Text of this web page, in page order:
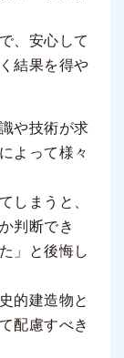
、安心して
結果を得や
や技術が求
よって様々
しまうと、
判断でき
」と後悔し
的建造物と
配慮すべき